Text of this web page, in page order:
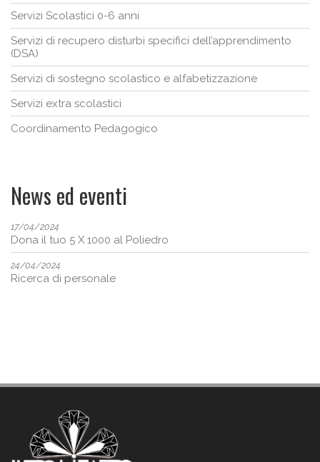
Servizi Scolastici 0-6 anni
Servizi di recupero disturbi specifici dell’apprendimento
(DSA)
Servizi di sostegno scolastico e alfabetizzazione
Servizi extra scolastici
Coordinamento Pedagogico
News ed eventi
17/04/2024
Dona il tuo 5 X 1000 al Poliedro
24/04/2024
Ricerca di personale